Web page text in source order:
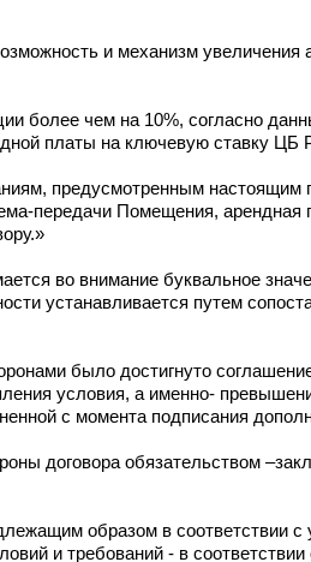
и механизм
более чем на 10%, согласно
платы на ключевую ставку ЦБ
предусмотренным настоящим
передачи Помещения, арендная
во внимание буквальное
устанавливается путем
было достигнуто
условия, а именно-
с момента подписания
договора обязательством
образом в соответствии с
и требований - в